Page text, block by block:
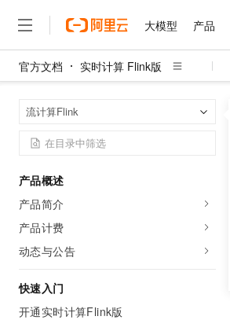
大模型 产品
官方文档 实时计算 Flink版
流计算Flink
产品概述
产品简介
产品计费
动态与公告
快速入门
开通实时计算Flink版
大模型
产品
精选产品
人工智能与机器学习
存储
解决方案
精选解决方案
AI
现代化应用
权益
定价
云市场
伙伴
服务
了解阿里云